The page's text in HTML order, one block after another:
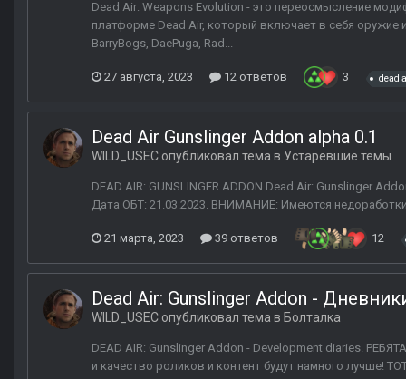
Dead Air: Weapons Evolution - это переосмысление
платформе Dead Air, который включает в себя оружие
BarryBogs, DaePuga, Rad...
27 августа, 2023 12 ответов 3 dead
Dead Air Gunslinger Addon alpha 0.1
WILD_USEC опубликовал тема в Устаревшие темы
DEAD AIR: GUNSLINGER ADDON Dead Air: Gunslinger
Дата ОБТ: 21.03.2023. ВНИМАНИЕ: Имеются
21 марта, 2023 39 ответов 12
Dead Air: Gunslinger Addon -
WILD_USEC опубликовал тема в Болталка
DEAD AIR: Gunslinger Addon - Development diaries.
и качество роликов и контент будут намного лучше!